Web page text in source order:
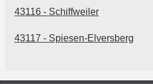
43116 - Schiffweiler
43117 - Spiesen-Elversberg